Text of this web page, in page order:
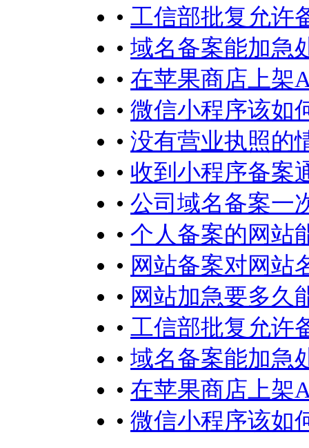
• 工信部批复允许
• 域名备案能加急
• 在苹果商店上架
• 微信小程序该如
• 没有营业执照的
• 收到小程序备案
• 公司域名备案一
• 个人备案的网站
• 网站备案对网站
• 网站加急要多久
• 工信部批复允许
• 域名备案能加急
• 在苹果商店上架
• 微信小程序该如